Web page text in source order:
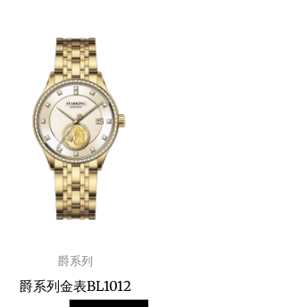
爵系列
爵系列金表BL1012